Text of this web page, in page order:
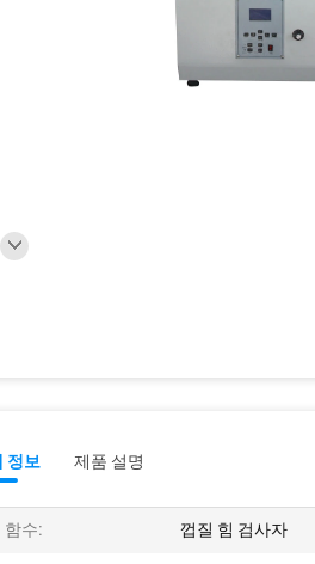
정보 제품 설명
함수: 껍질 힘 검사자